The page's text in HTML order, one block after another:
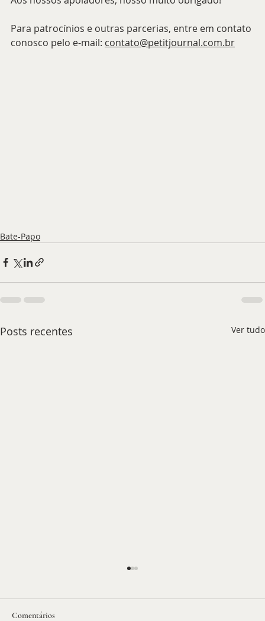
Para patrocínios e outras parcerias, entre em contato
conosco pelo e-mail: contato@petitjournal.com.br
Bate-Papo
Posts recentes Ver tudo
Comentários